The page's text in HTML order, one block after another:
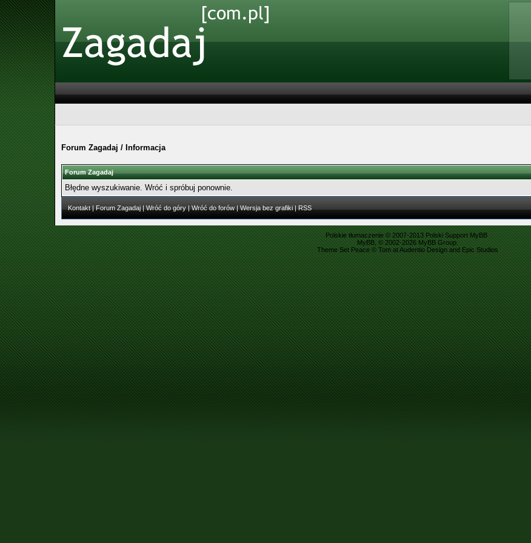
Forum Zagadaj / Informacja
Forum Zagadaj
Błędne wyszukiwanie. Wróć i spróbuj ponownie.
Kontakt| Forum Zagadaj| Wróć do góry| Wróć do forów| Wersja bez grafiki| RSS
Polskie tłumaczenie © 2007-2013Polski Support MyBB
MyBB, © 2002-2026MyBB Group.
Theme Set Peace ©TomatAudentio DesignandEpic Studios